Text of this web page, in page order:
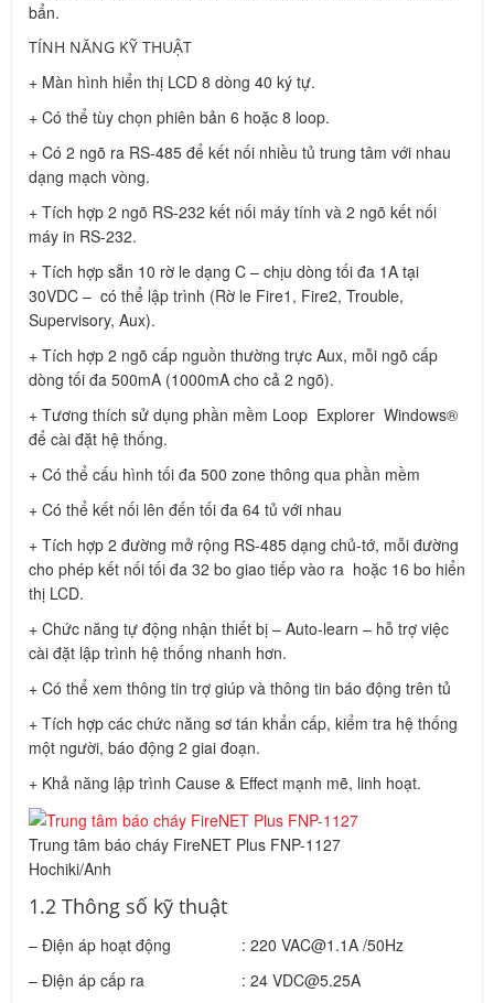
bẩn.
TÍNH NĂNG KỸ THUẬT
+ Màn hình hiển thị LCD 8 dòng 40 ký tự.
+ Có thể tùy chọn phiên bản 6 hoặc 8 loop.
+ Có 2 ngõ ra RS-485 để kết nối nhiều tủ trung tâm với nhau
dạng mạch vòng.
+ Tích hợp 2 ngõ RS-232 kết nối máy tính và 2 ngõ kết nối
máy in RS-232.
+ Tích hợp sẵn 10 rờ le dạng C – chịu dòng tối đa 1A tại
30VDC – có thể lập trình (Rờ le Fire1, Fire2, Trouble,
Supervisory, Aux).
+ Tích hợp 2 ngõ cấp nguồn thường trực Aux, mỗi ngõ cấp
dòng tối đa 500mA (1000mA cho cả 2 ngõ).
+ Tương thích sử dụng phần mềm Loop Explorer Windows®
để cài đặt hệ thống.
+ Có thể cấu hình tối đa 500 zone thông qua phần mềm
+ Có thể kết nối lên đến tối đa 64 tủ với nhau
+ Tích hợp 2 đường mở rộng RS-485 dạng chủ-tớ, mỗi đường
cho phép kết nối tối đa 32 bo giao tiếp vào ra hoặc 16 bo hiển
thị LCD.
+ Chức năng tự động nhận thiết bị – Auto-learn – hỗ trợ việc
cài đặt lập trình hệ thống nhanh hơn.
+ Có thể xem thông tin trợ giúp và thông tin báo động trên tủ
+ Tích hợp các chức năng sơ tán khẩn cấp, kiểm tra hệ thống
một người, báo động 2 giai đoạn.
+ Khả năng lập trình Cause & Effect mạnh mẽ, linh hoạt.
Trung tâm báo cháy FireNET Plus FNP-1127
Hochiki/Anh
1.2 Thông số kỹ thuật
– Điện áp hoạt động : 220 VAC@1.1A /50Hz
– Điện áp cấp ra : 24 VDC@5.25A